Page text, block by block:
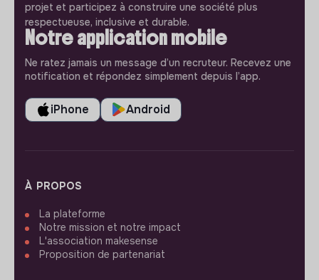
projet et participez à construire une société plus
respectueuse, inclusive et durable.
Notre application mobile
Ne ratez jamais un message d’un recruteur. Recevez une
notification et répondez simplement depuis l’app.
iPhone Android
À PROPOS
La plateforme
Notre mission et notre impact
L'association makesense
Proposition de partenariat